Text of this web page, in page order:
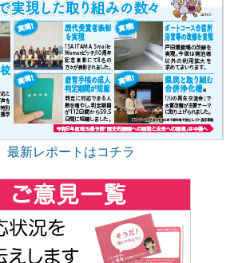
最新レポートはコチラ